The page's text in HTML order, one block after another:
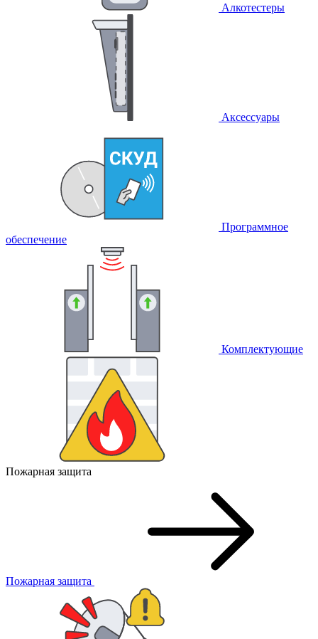
Алкотестеры
Аксессуары
Программное
обеспечение
Комплектующие
Пожарная защита
Пожарная защита